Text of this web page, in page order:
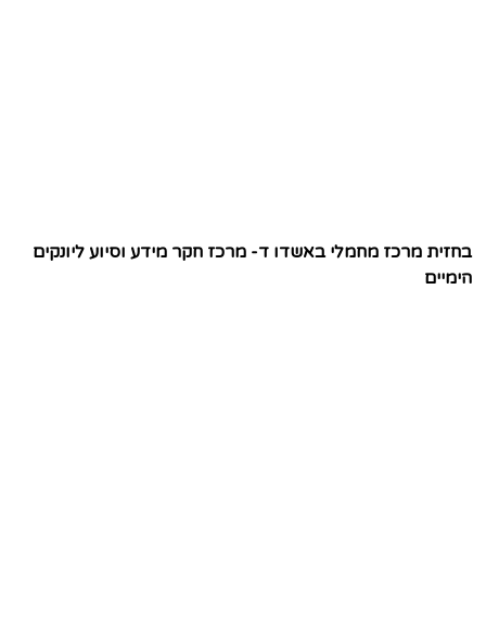
בחזית מרכז מחמלי באשדו ד- מרכז חקר מידע וסיוע ליונקים
הימיים